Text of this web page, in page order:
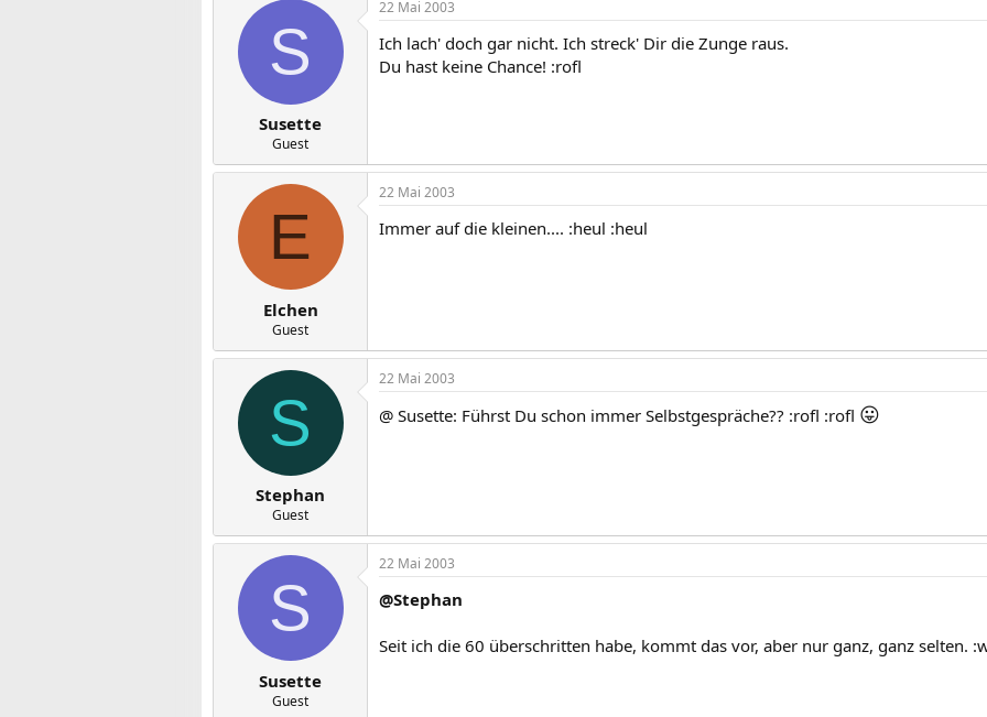
S
Susette
Guest
22 Mai 2003
Ich lach' doch gar nicht. Ich streck' Dir die Zunge raus.
Du hast keine Chance! :rofl
E
Elchen
Guest
22 Mai 2003
Immer auf die kleinen.... :heul :heul
S
Stephan
Guest
22 Mai 2003
@ Susette: Führst Du schon immer Selbstgespräche?? :rofl :rofl 😛
S
Susette
Guest
22 Mai 2003
@Stephan
Seit ich die 60 überschritten habe, kommt das vor, aber nur ganz, ganz selten.